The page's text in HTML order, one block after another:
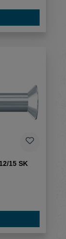
15 SK